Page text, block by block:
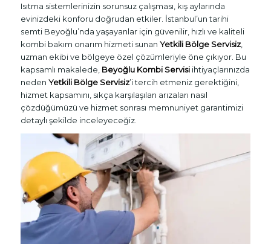
Isıtma sistemlerinizin sorunsuz çalışması, kış aylarında
evinizdeki konforu doğrudan etkiler. İstanbul’un tarihi
semti Beyoğlu’nda yaşayanlar için güvenilir, hızlı ve kaliteli
kombi bakım onarım hizmeti sunan Yetkili Bölge Servisiz,
uzman ekibi ve bölgeye özel çözümleriyle öne çıkıyor. Bu
kapsamlı makalede, Beyoğlu Kombi Servisiihtiyaçlarınızda
neden Yetkili Bölge Servisiz’i tercih etmeniz gerektiğini,
hizmet kapsamını, sıkça karşılaşılan arızaları nasıl
çözdüğümüzü ve hizmet sonrası memnuniyet garantimizi
detaylı şekilde inceleyeceğiz.